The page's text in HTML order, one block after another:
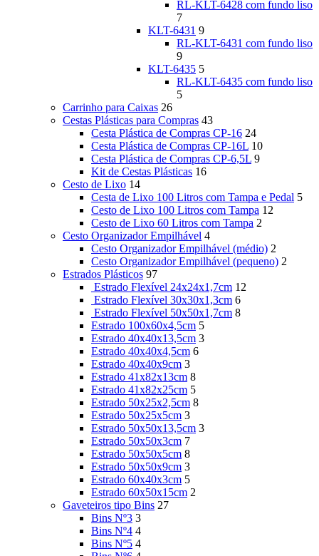
RL-KLT-6428 com fundo liso
7
KLT-6431 9
RL-KLT-6431 com fundo liso
9
KLT-6435 5
RL-KLT-6435 com fundo liso
5
Carrinho para Caixas 26
Cestas Plásticas para Compras 43
Cesta Plástica de Compras CP-16 24
Cesta Plástica de Compras CP-16L 10
Cesta Plástica de Compras CP-6,5L 9
Kit de Cestas Plásticas 16
Cesto de Lixo 14
Cesta de Lixo 100 Litros com Tampa e Pedal 5
Cesto de Lixo 100 Litros com Tampa 12
Cesto de Lixo 60 Litros com Tampa 2
Cesto Organizador Empilhável 4
Cesto Organizador Empilhável (médio) 2
Cesto Organizador Empilhável (pequeno) 2
Estrados Plásticos 97
Estrado Flexível 24x24x1,7cm 12
Estrado Flexível 30x30x1,3cm 6
Estrado Flexível 50x50x1,7cm 8
Estrado 100x60x4,5cm 5
Estrado 40x40x13,5cm 3
Estrado 40x40x4,5cm 6
Estrado 40x40x9cm 3
Estrado 41x82x13cm 8
Estrado 41x82x25cm 5
Estrado 50x25x2,5cm 8
Estrado 50x25x5cm 3
Estrado 50x50x13,5cm 3
Estrado 50x50x3cm 7
Estrado 50x50x5cm 8
Estrado 50x50x9cm 3
Estrado 60x40x3cm 5
Estrado 60x50x15cm 2
Gaveteiros tipo Bins 27
Bins Nº3 3
Bins Nº4 4
Bins Nº5 4